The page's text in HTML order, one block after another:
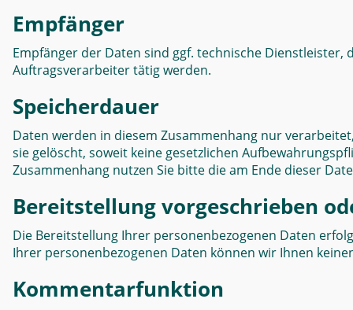
Empfänger
Empfänger der Daten sind ggf. technische
Auftragsverarbeiter tätig werden.
Speicherdauer
Daten werden in diesem Zusammenhang nur
sie gelöscht, soweit keine gesetzlichen
Zusammenhang nutzen Sie bitte die am Ende dieser
Bereitstellung vorgeschrieben
Die Bereitstellung Ihrer personenbezogenen Daten
Ihrer personenbezogenen Daten können wir Ihnen
Kommentarfunktion